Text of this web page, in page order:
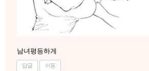
남녀평등하게
답글 이동